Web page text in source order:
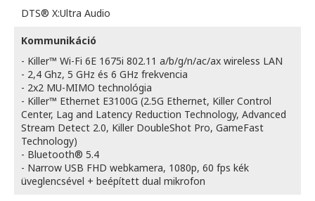
DTS® X:Ultra Audio
Kommunikáció
- Killer™ Wi-Fi 6E 1675i 802.11 a/b/g/n/ac/ax wireless LAN
- 2,4 Ghz, 5 GHz és 6 GHz frekvencia
- 2x2 MU-MIMO technológia
- Killer™ Ethernet E3100G (2.5G Ethernet, Killer Control
Center, Lag and Latency Reduction Technology, Advanced
Stream Detect 2.0, Killer DoubleShot Pro, GameFast
Technology)
- Bluetooth® 5.4
- Narrow USB FHD webkamera, 1080p, 60 fps kék
üveglencsével + beépített dual mikrofon